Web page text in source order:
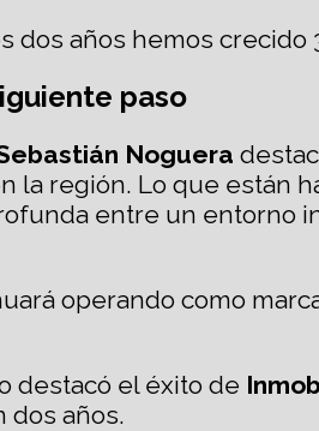
dos años hemos
paso
Noguera
la región. Lo que están
entre un entorno
operando como
destacó el éxito de
dos años.